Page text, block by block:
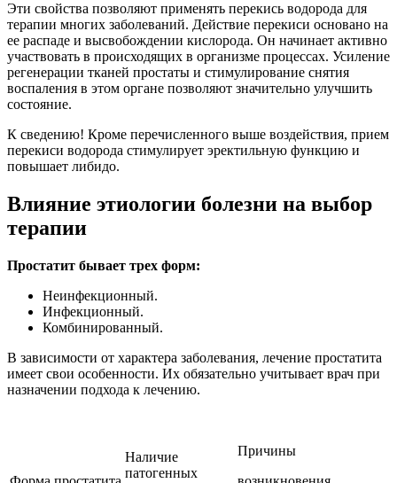
Эти свойства позволяют применять перекись водорода для
терапии многих заболеваний. Действие перекиси основано на
ее распаде и высвобождении кислорода. Он начинает активно
участвовать в происходящих в организме процессах. Усиление
регенерации тканей простаты и стимулирование снятия
воспаления в этом органе позволяют значительно улучшить
состояние.
К сведению! Кроме перечисленного выше воздействия, прием
перекиси водорода стимулирует эректильную функцию и
повышает либидо.
Влияние этиологии болезни на выбор
терапии
Простатит бывает трех форм:
Неинфекционный.
Инфекционный.
Комбинированный.
В зависимости от характера заболевания, лечение простатита
имеет свои особенности. Их обязательно учитывает врач при
назначении подхода к лечению.
Наличие
патогенных
Причины